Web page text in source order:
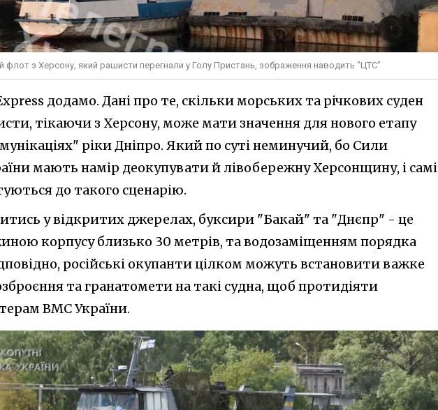
флот з Херсону, який рашисти перегнали у Голу Пристань, зображення наводить "ЦТС"
додамо. Дані про те, скільки морських та річкових суден
тікаючи з Херсону, може мати значення для нового етапу
ріки Дніпро. Який по суті неминучий, бо Сили
мають намір деокупувати й лівобережну Херсонщину, і самі
до такого сценарію.
у відкритих джерелах, буксири "Бакай" та "Днєпр" - це
корпусу близько 30 метрів, та водозаміщенням порядка
російські окупанти цілком можуть встановити важке
та гранатомети на такі судна, щоб протидіяти
ВМС України.